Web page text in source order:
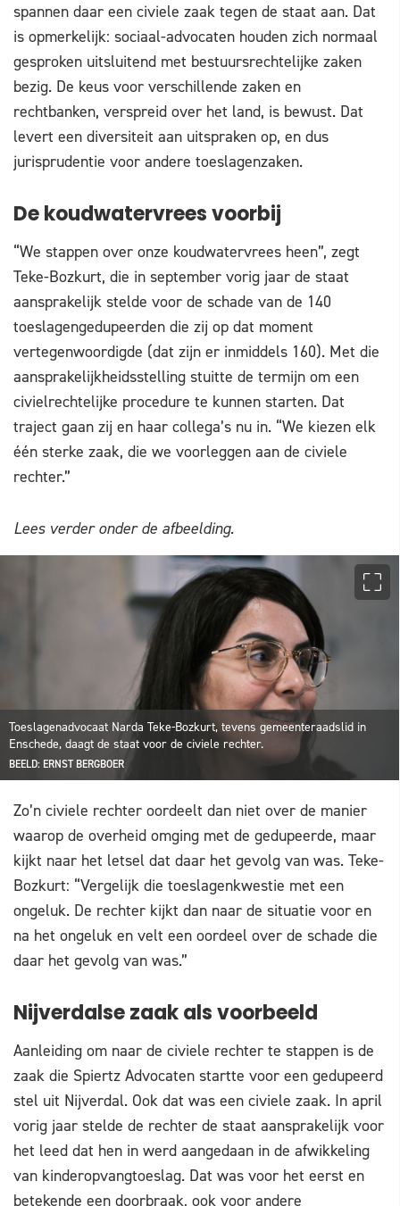
spannen daar een civiele zaak tegen de staat aan. Dat
is opmerkelijk: sociaal-advocaten houden zich normaal
gesproken uitsluitend met bestuursrechtelijke zaken
bezig. De keus voor verschillende zaken en
rechtbanken, verspreid over het land, is bewust. Dat
levert een diversiteit aan uitspraken op, en dus
jurisprudentie voor andere toeslagenzaken.
De koudwatervrees voorbij
“We stappen over onze koudwatervrees heen”, zegt
Teke-Bozkurt, die in september vorig jaar de staat
aansprakelijk stelde voor de schade van de 140
toeslagengedupeerden die zij op dat moment
vertegenwoordigde (dat zijn er inmiddels 160). Met die
aansprakelijkheidsstelling stuitte de termijn om een
civielrechtelijke procedure te kunnen starten. Dat
traject gaan zij en haar collega’s nu in. “We kiezen elk
één sterke zaak, die we voorleggen aan de civiele
rechter.”
Lees verder onder de afbeelding.
Toeslagenadvocaat Narda Teke-Bozkurt, tevens gemeenteraadslid in
Enschede, daagt de staat voor de civiele rechter.
BEELD: ERNST BERGBOER
Zo’n civiele rechter oordeelt dan niet over de manier
waarop de overheid omging met de gedupeerde, maar
kijkt naar het letsel dat daar het gevolg van was. Teke-
Bozkurt: “Vergelijk die toeslagenkwestie met een
ongeluk. De rechter kijkt dan naar de situatie voor en
na het ongeluk en velt een oordeel over de schade die
daar het gevolg van was.”
Nijverdalse zaak als voorbeeld
Aanleiding om naar de civiele rechter te stappen is de
zaak die Spiertz Advocaten startte voor een gedupeerd
stel uit Nijverdal. Ook dat was een civiele zaak. In april
vorig jaar stelde de rechter de staat aansprakelijk voor
het leed dat hen in werd aangedaan in de afwikkeling
van kinderopvangtoeslag. Dat was voor het eerst en
betekende een doorbraak, ook voor andere